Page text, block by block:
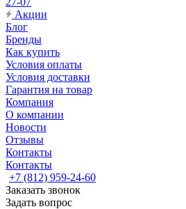
Акции
Блог
Бренды
Как купить
Условия оплаты
Условия доставки
Гарантия на товар
Компания
О компании
Новости
Отзывы
Контакты
Контакты
+7 (812) 959-24-60
Заказать звонок
Задать вопрос